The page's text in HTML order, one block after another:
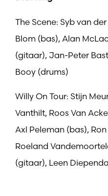
The Scene: Syb van
Blom (bas), Alan
(gitaar), Jan-Peter
Booy (drums)
Willy On Tour: Stijn
Vanthilt, Roos Van
Axl Peleman (bas),
Roeland
(gitaar), Leen